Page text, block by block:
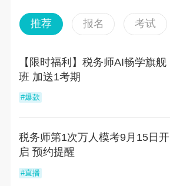
推荐 报名 考试
【限时福利】税务师AI畅学旗舰
班 加送1考期
#爆款
税务师第1次万人模考9月15日开
启 预约提醒
#直播